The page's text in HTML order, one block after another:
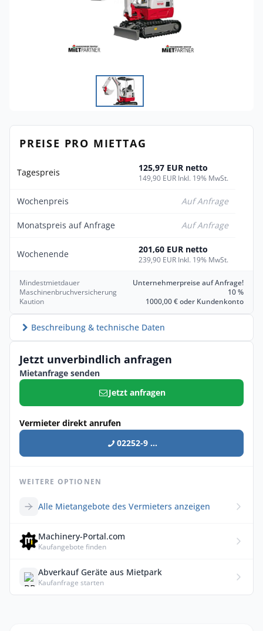
PREISE PRO MIETTAG
Tagespreis 125,97 EUR netto
149,90 EUR Inkl. 19% MwSt.
Wochenpreis Auf Anfrage
Monatspreis auf Anfrage Auf Anfrage
Wochenende 201,60 EUR netto
239,90 EUR Inkl. 19% MwSt.
Mindestmietdauer
Unternehmerpreise auf Anfrage!
Maschinenbruchversicherung
10 %
Kaution
1000,00 € oder Kundenkonto
Beschreibung & technische Daten
Jetzt unverbindlich anfragen
Mietanfrage senden
Jetzt anfragen
Vermieter direkt anrufen
02252-9 ...
WEITERE OPTIONEN
Alle Mietangebote des Vermieters anzeigen
Machinery-Portal.com
Kaufangebote finden
Abverkauf Geräte aus Mietpark
Kaufanfrage starten